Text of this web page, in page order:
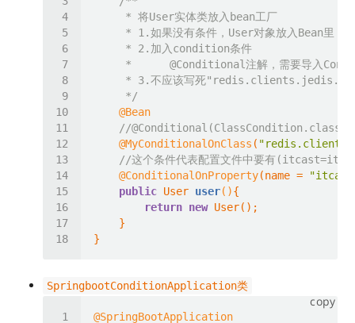
     *
@Conditional
     */
@Bean
//@Conditional(ClassCondition.class)
@MyConditionalOnClass (
//这个条件代表配置文件中要有
@ConditionalOnProperty(name =
public User user()
return new
SpringbootConditionApplication类
copy
@SpringBootApplication